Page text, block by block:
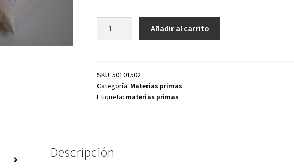
Añadir al carrito
SKU:50101502
Categoría: Materias primas
Etiqueta: materias primas
Descripción